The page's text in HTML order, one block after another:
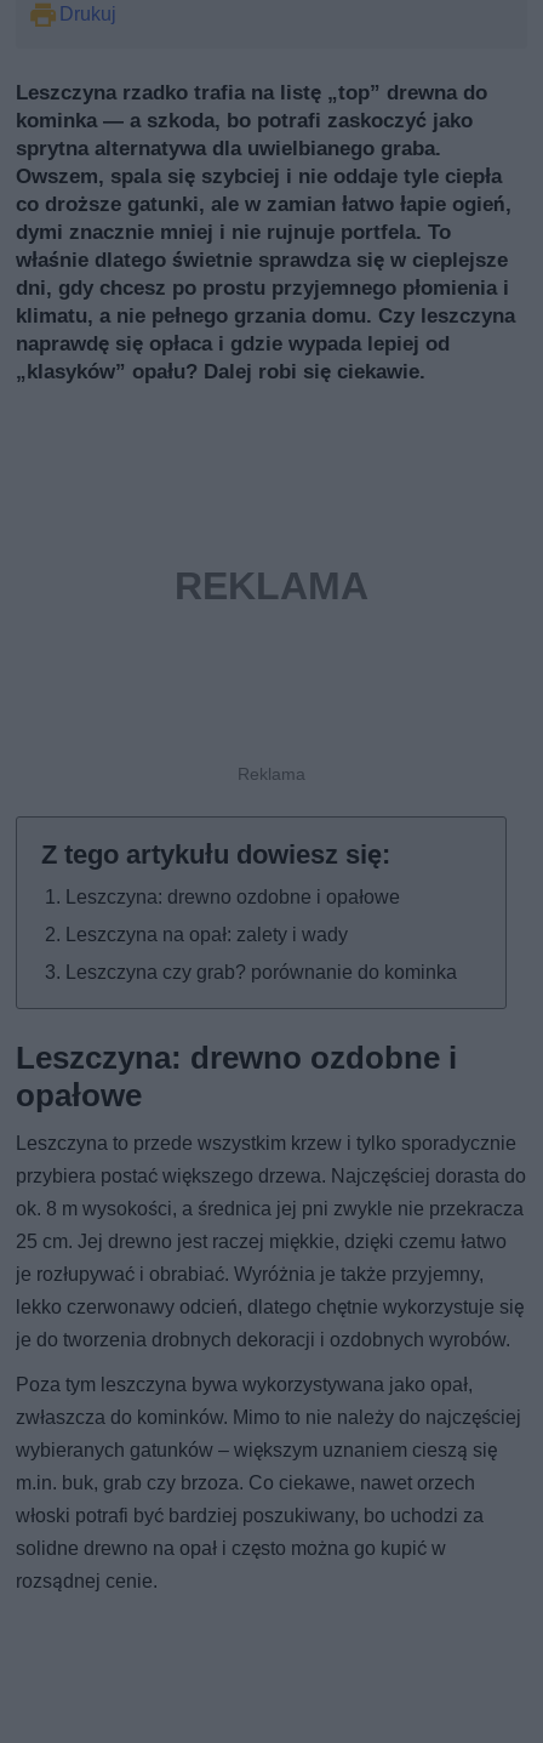
Drukuj
Leszczyna rzadko trafia na listę „top” drewna do
kominka — a szkoda, bo potrafi zaskoczyć jako
sprytna alternatywa dla uwielbianego graba.
Owszem, spala się szybciej i nie oddaje tyle ciepła
co droższe gatunki, ale w zamian łatwo łapie ogień,
dymi znacznie mniej i nie rujnuje portfela. To
właśnie dlatego świetnie sprawdza się w cieplejsze
dni, gdy chcesz po prostu przyjemnego płomienia i
klimatu, a nie pełnego grzania domu. Czy leszczyna
naprawdę się opłaca i gdzie wypada lepiej od
„klasyków” opału? Dalej robi się ciekawie.
Leszczyna: drewno ozdobne i opałowe
Leszczyna na opał: zalety i wady
Leszczyna czy grab? porównanie do kominka
Leszczyna: drewno ozdobne i
opałowe
Leszczyna to przede wszystkim krzew i tylko sporadycznie
przybiera postać większego drzewa. Najczęściej dorasta do
ok. 8 m wysokości, a średnica jej pni zwykle nie przekracza
25 cm. Jej drewno jest raczej miękkie, dzięki czemu łatwo
je rozłupywać i obrabiać. Wyróżnia je także przyjemny,
lekko czerwonawy odcień, dlatego chętnie wykorzystuje się
je do tworzenia drobnych dekoracji i ozdobnych wyrobów.
Poza tym leszczyna bywa wykorzystywana jako opał,
zwłaszcza do kominków. Mimo to nie należy do najczęściej
wybieranych gatunków – większym uznaniem cieszą się
m.in. buk, grab czy brzoza. Co ciekawe, nawet orzech
włoski potrafi być bardziej poszukiwany, bo uchodzi za
solidne drewno na opał i często można go kupić w
rozsądnej cenie.